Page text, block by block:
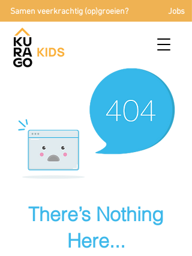
Samen veerkrachtig (op)groeien? Jobs
There’s Nothing
Here...